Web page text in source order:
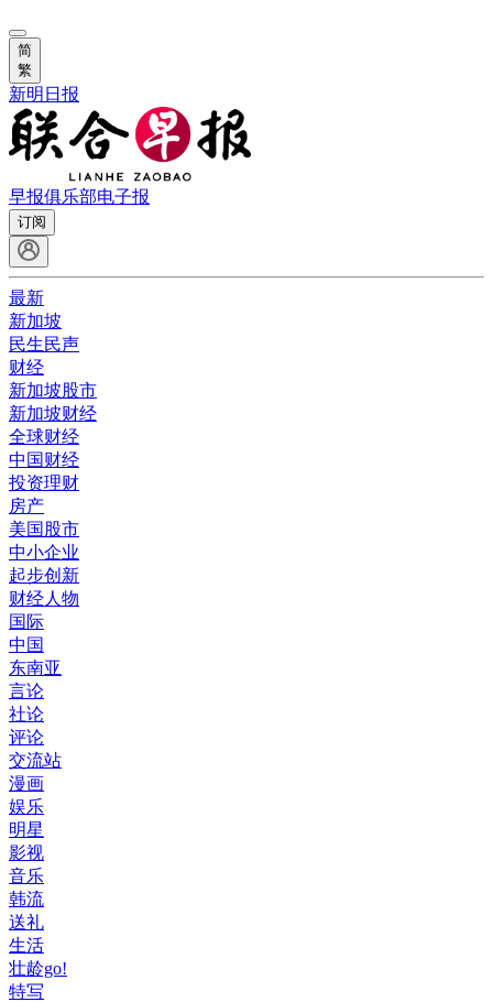
简
繁
新明日报
早报俱乐部电子报
订阅
最新
新加坡
民生民声
财经
新加坡股市
新加坡财经
全球财经
中国财经
投资理财
房产
美国股市
中小企业
起步创新
财经人物
国际
中国
东南亚
言论
社论
评论
交流站
漫画
娱乐
明星
影视
音乐
韩流
送礼
生活
壮龄go!
特写